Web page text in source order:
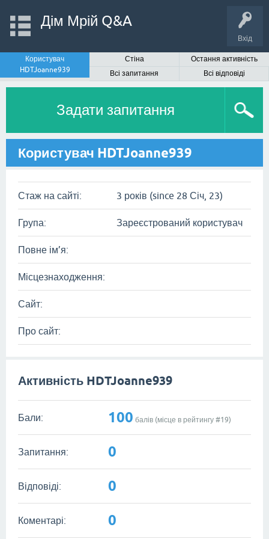
Вхід
Дім Мрій Q&A
Користувач
HDTJoanne939
Стіна
Остання активність
Всі запитання
Всі відповіді
Задати запитання
Користувач HDTJoanne939
Стаж на сайті: 3 років (since 28 Січ, 23)
Група: Зареєстрований користувач
Повне ім’я:
Місцезнаходження:
Сайт:
Про сайт:
Активність HDTJoanne939
Бали: 100 балів (місце в рейтингу #19)
Запитання: 0
Відповіді: 0
Коментарі: 0